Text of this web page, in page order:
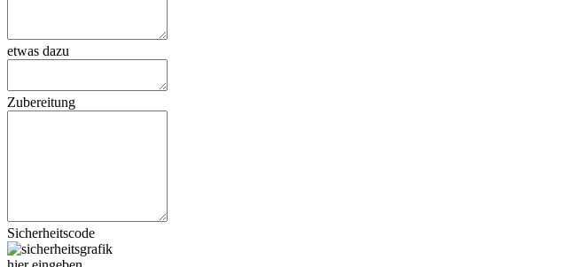
etwas dazu
Zubereitung
Sicherheitscode